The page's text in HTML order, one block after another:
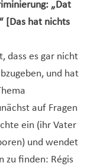
„Dat
[Das hat nichts
dass es gar nicht
und hat
auf Fragen
ein (ihr Vater
und wendet
zu finden: Régis